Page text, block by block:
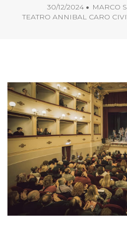
30/12/2024
MARCO
TEATRO ANNIBAL CARO